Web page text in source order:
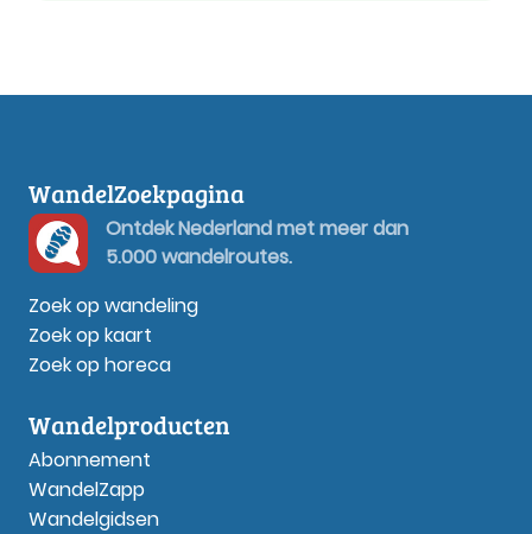
WandelZoekpagina
Ontdek Nederland met meer dan
5.000 wandelroutes.
Zoek op wandeling
Zoek op kaart
Zoek op horeca
Wandelproducten
Abonnement
WandelZapp
Wandelgidsen